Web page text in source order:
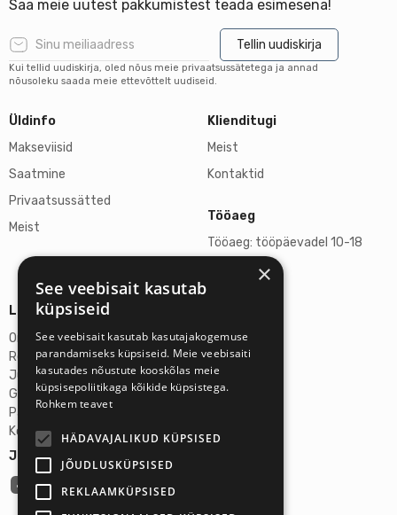
Saa meie uutest pakkumistest teada esimesena!
Tellin uudiskirja
Kui tellid uudiskirja, oled nõus meie privaatsussätetega ja annad
nõusoleku saada meie ettevõttelt uudiseid.
Üldinfo
Makseviisid
Saatmine
Privaatsussätted
Meist
Klienditugi
Meist
Kontaktid
Tööaeg
Tööaeg: tööpäevadel 10-18
L, P suletud
Jälgi meid:
Lisainfo
Omicron SIA
Reg-nr: 40103272028
Juriidiline aadress:
Ganibu Dambis 2A, Riia, Läti, LV-1045
Pank: AS Swedbank
Konto number: LV46HABA0551027644383
×
See veebisait kasutab
küpsiseid
See veebisait kasutab kasutajakogemuse
parandamiseks küpsiseid. Meie veebisaiti
kasutades nõustute kooskõlas meie
küpsisepoliitikaga kõikide küpsistega.
Rohkem teavet
HÄDAVAJALIKUD KÜPSISED
JÕUDLUSKÜPSISED
REKLAAMKÜPSISED